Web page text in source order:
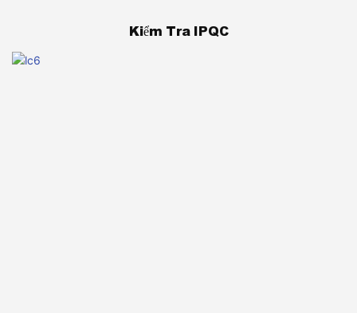
Kiểm Tra IPQC